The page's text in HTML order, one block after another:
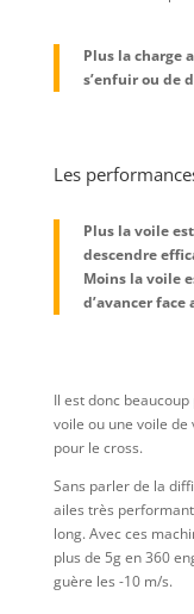
Plus la charge
s’enfuir ou de
Les
Plus la voile
descendre
Moins la voile
d’avancer face
Il est donc
voile ou une voile de
pour le cross.
Sans parler de la
ailes très
long. Avec ces
plus de 5g en 360
guère les -10 m/s.